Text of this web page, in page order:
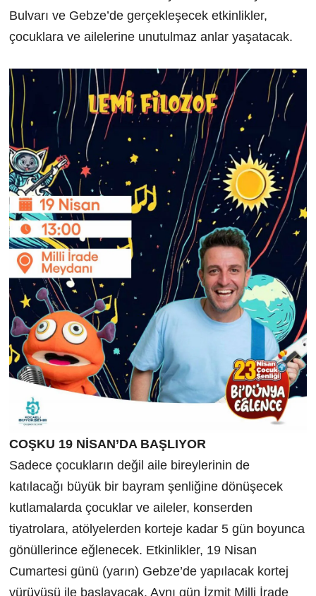
Bulvarı ve Gebze’de gerçekleşecek etkinlikler,
çocuklara ve ailelerine unutulmaz anlar yaşatacak.
COŞKU 19 NİSAN’DA BAŞLIYOR
Sadece çocukların değil aile bireylerinin de
katılacağı büyük bir bayram şenliğine dönüşecek
kutlamalarda çocuklar ve aileler, konserden
tiyatrolara, atölyelerden korteje kadar 5 gün boyunca
gönüllerince eğlenecek. Etkinlikler, 19 Nisan
Cumartesi günü (yarın) Gebze’de yapılacak kortej
yürüyüşü ile başlayacak. Aynı gün İzmit Milli İrade